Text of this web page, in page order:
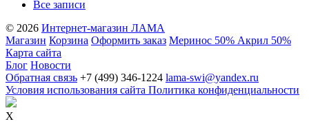
Все записи
© 2026 Интернет-магазин ЛАМА
Магазин Корзина Оформить заказ Меринос 50% Акрил 50%
Карта сайта
Блог Новости
Обратная связь +7 (499) 346-1224 lama-swi@yandex.ru
Условия использования сайта Политика конфиденциальности
X